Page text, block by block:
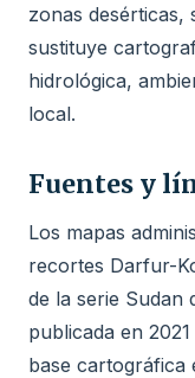
zonas desérticas,
sustituye
hidrológica,
local.
Fuentes y
Los mapas
recortes Darfur-
de la serie Sudan
publicada en
base cartográfica